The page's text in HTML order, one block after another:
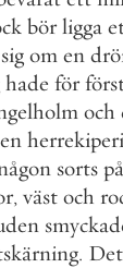
bör ligga
sig om en
hade för
och
en
sorts
, väst och
.